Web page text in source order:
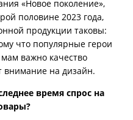
«Новое поколение»,
половине 2023 года,
продукции таковы:
что популярные герои
важно качество
на дизайн.
время спрос на